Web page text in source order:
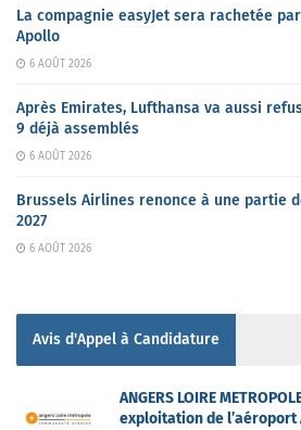
La compagnie easyJet sera rachetée
Apollo
6 AOÛT 2026
Après Emirates, Lufthansa va aussi
9 déjà assemblés
6 AOÛT 2026
Brussels Airlines renonce à une partie
2027
6 AOÛT 2026
Avis d'Appel à Candidature
ANGERS LOIRE
exploitation de l’aéroport